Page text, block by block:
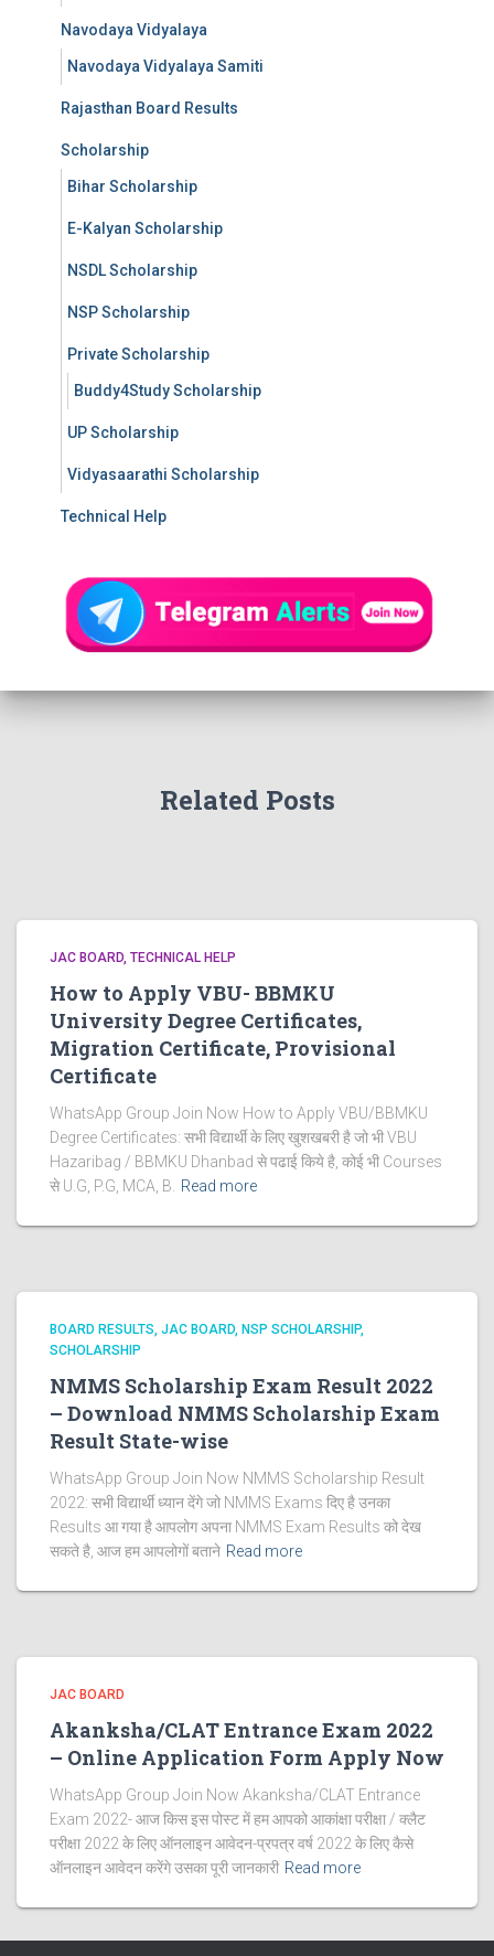
Navodaya Vidyalaya
Navodaya Vidyalaya Samiti
Rajasthan Board Results
Scholarship
Bihar Scholarship
E-Kalyan Scholarship
NSDL Scholarship
NSP Scholarship
Private Scholarship
Buddy4Study Scholarship
UP Scholarship
Vidyasaarathi Scholarship
Technical Help
Related Posts
JAC BOARD TECHNICAL HELP
How to Apply VBU- BBMKU
University Degree Certificates,
Migration Certificate, Provisional
Certificate
WhatsApp Group Join Now How to Apply VBU/BBMKU
Degree Certificates: सभी विद्यार्थी के लिए खुशखबरी है जो भी VBU
Hazaribag / BBMKU Dhanbad से पढाई किये है, कोई भी Courses
से U.G, P.G, MCA, B.
Read more
BOARD RESULTS JAC BOARD NSP SCHOLARSHIP
SCHOLARSHIP
NMMS Scholarship Exam Result 2022
– Download NMMS Scholarship Exam
Result State-wise
WhatsApp Group Join Now NMMS Scholarship Result
2022: सभी विद्यार्थी ध्यान देंगे जो NMMS Exams दिए है उनका
Results आ गया है आपलोग अपना NMMS Exam Results को देख
सकते है, आज हम आपलोगों बताने Read more
JAC BOARD
Akanksha/CLAT Entrance Exam 2022
– Online Application Form Apply Now
WhatsApp Group Join Now Akanksha/CLAT Entrance
Exam 2022- आज किस इस पोस्ट में हम आपको आकांक्षा परीक्षा / क्लैट
परीक्षा 2022 के लिए ऑनलाइन आवेदन-प्रपत्र वर्ष 2022 के लिए कैसे
ऑनलाइन आवेदन करेंगे उसका पूरी जानकारी Read more